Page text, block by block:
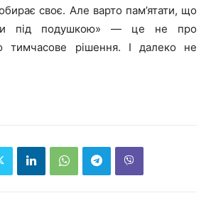
своє. Але варто пам’ятати, що
під подушкою» — це не про
тимчасове рішення. І далеко не